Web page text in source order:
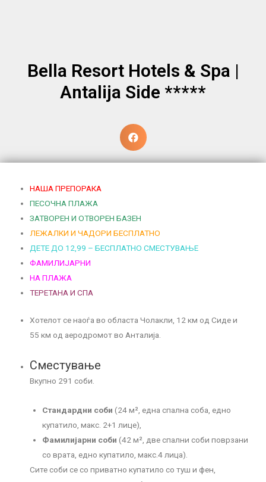
Bella Resort Hotels & Spa |
Antalija Side *****
НАША ПРЕПОРАКА
ПЕСОЧНА ПЛАЖА
ЗАТВОРЕН И ОТВОРЕН БАЗЕН
ЛЕЖАЛКИ И ЧАДОРИ БЕСПЛАТНО
ДЕТЕ ДО 12,99 – БЕСПЛАТНО СМЕСТУВАЊЕ
ФАМИЛИЈАРНИ
НА ПЛАЖА
ТЕРЕТАНА И СПА
Хотелот се наоѓа во областа Чолакли, 12 км од Сиде и
55 км од аеродромот во Анталија.
Сместување
Вкупно 291 соби.
Стандардни соби (24 м², една спална соба, едно
купатило, макс. 2+1 лице),
Фамилијарни соби (42 м², две спални соби поврзани
со врата, едно купатило, макс.4 лица).
Сите соби се со приватно купатило со туш и фен,